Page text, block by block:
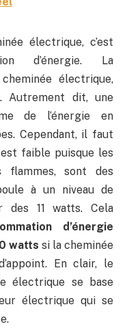
électrique, c’est
d’énergie. La
cheminée électrique,
Autrement dit, une
de l’énergie en
Cependant, il faut
faible puisque les
flammes, sont des
à un niveau de
des 11 watts. Cela
d’énergie
watts si la cheminée
En clair, le
électrique se base
électrique qui se